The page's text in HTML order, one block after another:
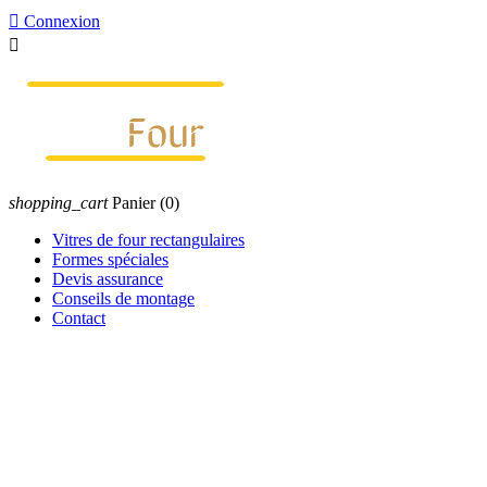
 Connexion

shopping_cart Panier (0)
Vitres de four rectangulaires
Formes spéciales
Devis assurance
Conseils de montage
Contact